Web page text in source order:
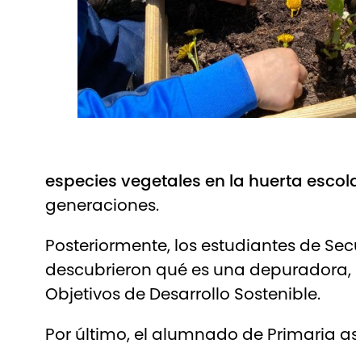
especies vegetales en la huerta
generaciones.
Posteriormente, los estudiantes de
descubrieron qué es una
Objetivos de Desarrollo Sostenible.
Por último, el alumnado de Primaria